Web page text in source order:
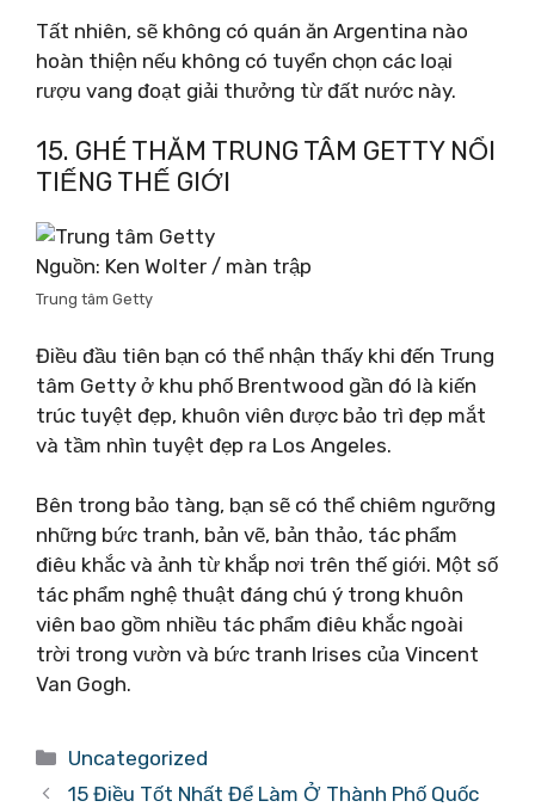
Tất nhiên, sẽ không có quán ăn Argentina nào
hoàn thiện nếu không có tuyển chọn các loại
rượu vang đoạt giải thưởng từ đất nước này.
15. GHÉ THĂM TRUNG TÂM GETTY NỔI
TIẾNG THẾ GIỚI
Nguồn: Ken Wolter / màn trập
Trung tâm Getty
Điều đầu tiên bạn có thể nhận thấy khi đến Trung
tâm Getty ở khu phố Brentwood gần đó là kiến ​​
trúc tuyệt đẹp, khuôn viên được bảo trì đẹp mắt
và tầm nhìn tuyệt đẹp ra Los Angeles.
Bên trong bảo tàng, bạn sẽ có thể chiêm ngưỡng
những bức tranh, bản vẽ, bản thảo, tác phẩm
điêu khắc và ảnh từ khắp nơi trên thế giới. Một số
tác phẩm nghệ thuật đáng chú ý trong khuôn
viên bao gồm nhiều tác phẩm điêu khắc ngoài
trời trong vườn và bức tranh Irises của Vincent
Van Gogh.
Danh
mục
Uncategorized
15 Điều Tốt Nhất Để Làm Ở Thành Phố Quốc